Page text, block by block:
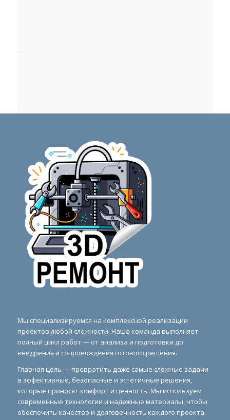
Мы специализируемся на комплексной реализации
проектов любой сложности. Наша команда выполняет
полный цикл работ — от анализа и подготовки до
внедрения и сопровождения готового решения.
Главная цель — превратить даже самые сложные задачи
в эффективные, безопасные и эстетичные решения,
которые приносят комфорт и ценность. Мы используем
современные технологии и надежные материалы, чтобы
обеспечить качество и долговечность каждого проекта.